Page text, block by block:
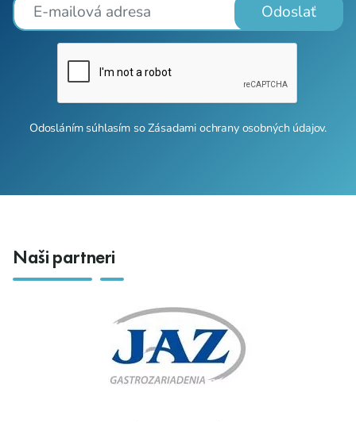
Odoslať
Odosláním súhlasím soZásadami ochrany osobných údajov.
Naši partneri